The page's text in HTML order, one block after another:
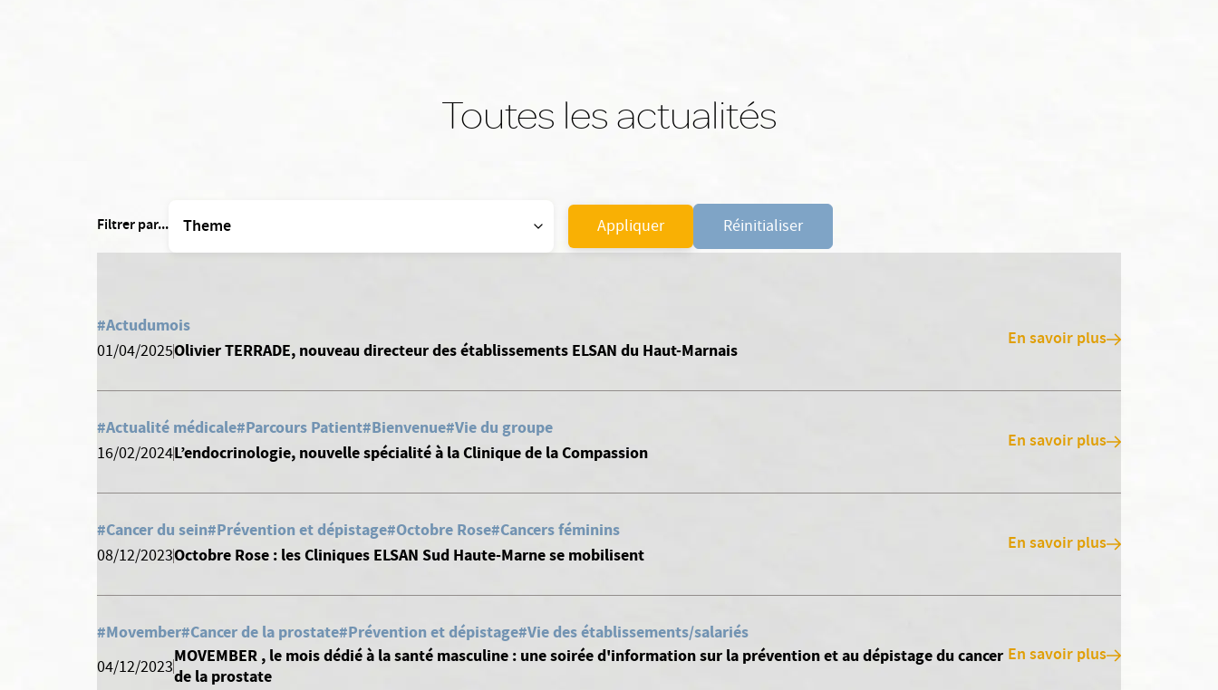
Toutes les actualités
Filtrer par... Appliquer Réinitialiser
#Actudumois
01/04/2025Olivier TERRADE, nouveau directeur des établissements ELSAN du Haut-Marnais En savoir plus
#Actualité médicale#Parcours Patient#Bienvenue#Vie du groupe
16/02/2024L’endocrinologie, nouvelle spécialité à la Clinique de la Compassion En savoir plus
#Cancer du sein#Prévention et dépistage#Octobre Rose#Cancers féminins
08/12/2023Octobre Rose : les Cliniques ELSAN Sud Haute-Marne se mobilisent En savoir plus
#Movember#Cancer de la prostate#Prévention et dépistage#Vie des établissements/salariés
04/12/2023
MOVEMBER , le mois dédié à la santé masculine : une soirée d'information sur la prévention et au dépistage du cancer
de la prostate
En savoir plus